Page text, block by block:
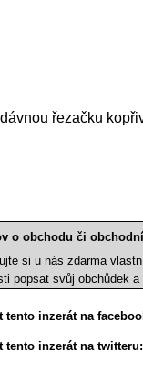
řezačku
o obchodu či
si u nás zdarma
popsat svůj obchůdek
tento inzerát na
tento inzerát na